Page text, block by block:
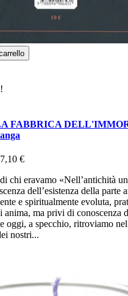
FABBRICA
€
chi eravamo «Nell’antichità
dell’esistenza della parte
e spiritualmente evoluta,
anima, ma privi di conoscenza
oggi, a specchio, ritroviamo
nostri...